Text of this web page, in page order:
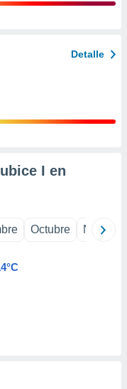
Detalle
I en
Octubre